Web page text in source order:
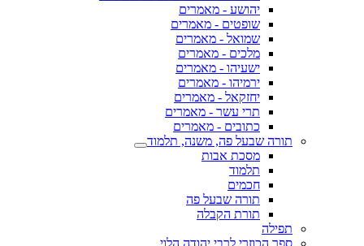
יהושע - מאמרים
שופטים - מאמרים
שמואל - מאמרים
מלכים - מאמרים
ישעיהו - מאמרים
ירמיהו - מאמרים
יחזקאל - מאמרים
תרי עשר - מאמרים
כתובים - מאמרים
תורה שבעל פה, משנה, תלמוד
מסכת אבות
תלמוד
חכמים
תורה שבעל פה
תורת הקבלה
תפילה
ספר הכוזרי לרבי יהודה הלוי